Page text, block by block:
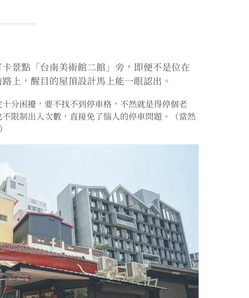
景點「台南美術館二館」旁，即便不是位在
上，醒目的屋頂設計馬上能一眼認出。
分困擾，要不找不到停車格，不然就是得停個老
限制出入次數，直接免了惱人的停車問題。（當然
）